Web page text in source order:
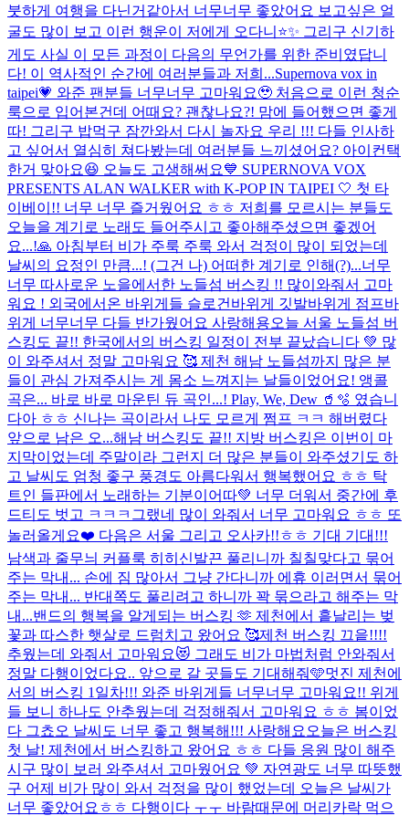
붓하게 여행을 다닌거같아서 너무너무 좋았어요 보고싶은 얼
굴도 많이 보고 이런 행운이 저에게 오다니⭐️✨ 그리구 신기하
게도 사실 이 모든 과정이 다음의 무언가를 위한 준비였답니
다! 이 역사적인 순간에 여러분들과 저희...Supernova vox in
taipei💗 와준 팬분들 너무너무 고마워요🥹 처음으로 이런 청순
룩으로 입어본건데 어때요? 괜찮나요?! 맘에 들어했으면 좋게
따! 그리구 밥먹구 잠깐와서 다시 놀자요 우리 !!! 다들 인사하
고 싶어서 열심히 쳐다봤는데 여러분들 느끼셨어요? 아이컨택
한거 맞아요😆 오늘도 고생해써요💙 SUPERNOVA VOX
PRESENTS ALAN WALKER with K-POP IN TAIPEI 🤍 첫 타
이베이!! 너무 너무 즐거웠어요 ㅎㅎ 저희를 모르시는 분들도
오늘을 계기로 노래도 들어주시고 좋아해주셨으면 좋겠어
요...!🙏 아침부터 비가 주룩 주룩 와서 걱정이 많이 되었는데
날씨의 요정인 만큼...! (그건 나) 어떠한 계기로 인해(?)...너무
너무 따사로운 노을에서한 노들섬 버스킹 !! 많이와줘서 고마
워요 ! 외국에서온 바위게들 슬로건바위게 깃발바위게 점프바
위게 너무너무 다들 반가웠어요 사랑해용오늘 서울 노들섬 버
스킹도 끝!! 한국에서의 버스킹 일정이 전부 끝났습니다 💚 많
이 와주셔서 정말 고마워요 🥰 제천 해남 노들섬까지 많은 분
들이 관심 가져주시는 게 몸소 느껴지는 날들이었어요! 앵콜
곡은... 바로 바로 마운틴 듀 곡인...! Play, We, Dew 🥤🫧 였습니
다아 ㅎㅎ 신나는 곡이라서 나도 모르게 쩜프 ㅋㅋ 해버렸다
앞으로 남은 오...해남 버스킹도 끝!! 지방 버스킹은 이번이 마
지막이었는데 주말이라 그런지 더 많은 분들이 와주셨기도 하
고 날씨도 엄청 좋구 풍경도 아름다워서 행복했어요 ㅎㅎ 탁
트인 들판에서 노래하는 기분이어따💚 너무 더워서 중간에 후
드티도 벗고 ㅋㅋㅋ그랬네 많이 와줘서 너무 고마워요 ㅎㅎ 또
놀러올게요❤️ 다음은 서울 그리고 오사카!!ㅎㅎ 기대 기대!!!
남색과 줄무늬 커플룩 히히 신발끈 풀리니까 칠칠맞다고 묶어
주는 막내... 손에 짐 많아서 그냥 간다니까 에휴 이러면서 묶어
주는 막내... 반대쪽도 풀리려고 하니까 꽉 묶으라고 해주는 막
내...밴드의 행복을 알게되는 버스킹 🫶 제천에서 흩날리는 벚
꽃과 따스한 햇살로 드럼치고 왔어요 🥰제천 버스킹 끄읕!!!!
추웠는데 와줘서 고마워요😻 그래도 비가 마법처럼 안와줘서
정말 다행이었다요.. 앞으로 갈 곳들도 기대해줘🩵멋진 제천에
서의 버스킹 1일차!!! 와준 바위게들 너무너무 고마워요!! 위게
들 보니 하나도 안추웠는데 걱정해줘서 고마워요 ㅎㅎ 봄이었
다 그쵸오 날씨도 너무 좋고 행복해!!! 사랑해요 오늘은 버스킹
첫 날! 제천에서 버스킹하고 왔어요 ㅎㅎ 다들 응원 많이 해주
시구 많이 보러 와주셔서 고마웠어요 💚 자연광도 너무 따뜻했
구 어제 비가 많이 와서 걱정을 많이 했었는데 오늘은 날씨가
너무 좋았어요ㅎㅎ 다행이다 ㅜㅜ 바람때문에 머리카락 먹으